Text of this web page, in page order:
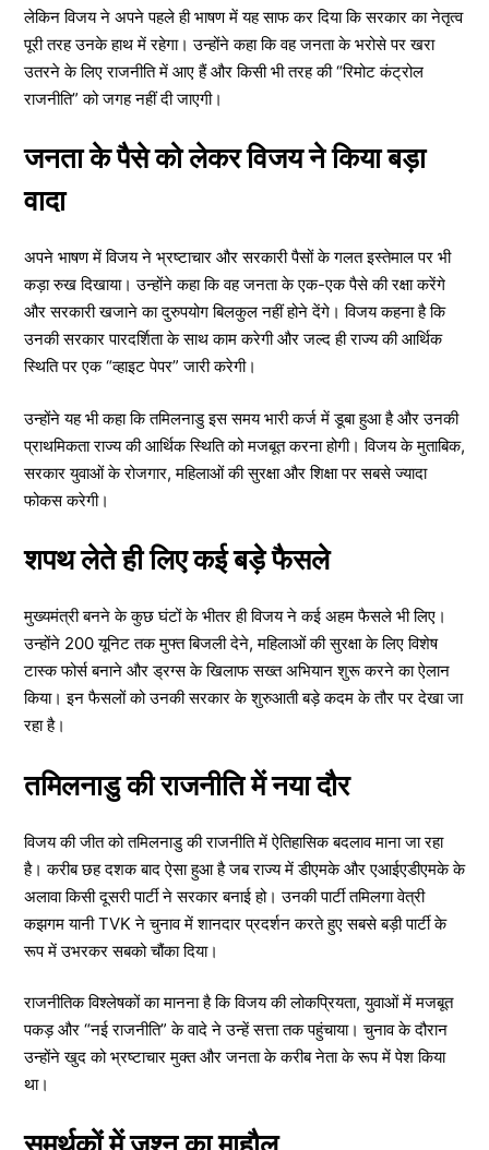
लेकिन विजय ने अपने पहले ही भाषण में यह साफ कर दिया कि सरकार का नेतृत्व
पूरी तरह उनके हाथ में रहेगा। उन्होंने कहा कि वह जनता के भरोसे पर खरा
उतरने के लिए राजनीति में आए हैं और किसी भी तरह की “रिमोट कंट्रोल
राजनीति” को जगह नहीं दी जाएगी।
जनता के पैसे को लेकर विजय ने किया बड़ा
वादा
अपने भाषण में विजय ने भ्रष्टाचार और सरकारी पैसों के गलत इस्तेमाल पर भी
कड़ा रुख दिखाया। उन्होंने कहा कि वह जनता के एक-एक पैसे की रक्षा करेंगे
और सरकारी खजाने का दुरुपयोग बिलकुल नहीं होने देंगे। विजय कहना है कि
उनकी सरकार पारदर्शिता के साथ काम करेगी और जल्द ही राज्य की आर्थिक
स्थिति पर एक “व्हाइट पेपर” जारी करेगी।
उन्होंने यह भी कहा कि तमिलनाडु इस समय भारी कर्ज में डूबा हुआ है और उनकी
प्राथमिकता राज्य की आर्थिक स्थिति को मजबूत करना होगी। विजय के मुताबिक,
सरकार युवाओं के रोजगार, महिलाओं की सुरक्षा और शिक्षा पर सबसे ज्यादा
फोकस करेगी।
शपथ लेते ही लिए कई बड़े फैसले
मुख्यमंत्री बनने के कुछ घंटों के भीतर ही विजय ने कई अहम फैसले भी लिए।
उन्होंने 200 यूनिट तक मुफ्त बिजली देने, महिलाओं की सुरक्षा के लिए विशेष
टास्क फोर्स बनाने और ड्रग्स के खिलाफ सख्त अभियान शुरू करने का ऐलान
किया। इन फैसलों को उनकी सरकार के शुरुआती बड़े कदम के तौर पर देखा जा
रहा है।
तमिलनाडु की राजनीति में नया दौर
विजय की जीत को तमिलनाडु की राजनीति में ऐतिहासिक बदलाव माना जा रहा
है। करीब छह दशक बाद ऐसा हुआ है जब राज्य में डीएमके और एआईएडीएमके के
अलावा किसी दूसरी पार्टी ने सरकार बनाई हो। उनकी पार्टी तमिलगा वेत्री
कझगम यानी TVK ने चुनाव में शानदार प्रदर्शन करते हुए सबसे बड़ी पार्टी के
रूप में उभरकर सबको चौंका दिया।
राजनीतिक विश्लेषकों का मानना है कि विजय की लोकप्रियता, युवाओं में मजबूत
पकड़ और “नई राजनीति” के वादे ने उन्हें सत्ता तक पहुंचाया। चुनाव के दौरान
उन्होंने खुद को भ्रष्टाचार मुक्त और जनता के करीब नेता के रूप में पेश किया
था।